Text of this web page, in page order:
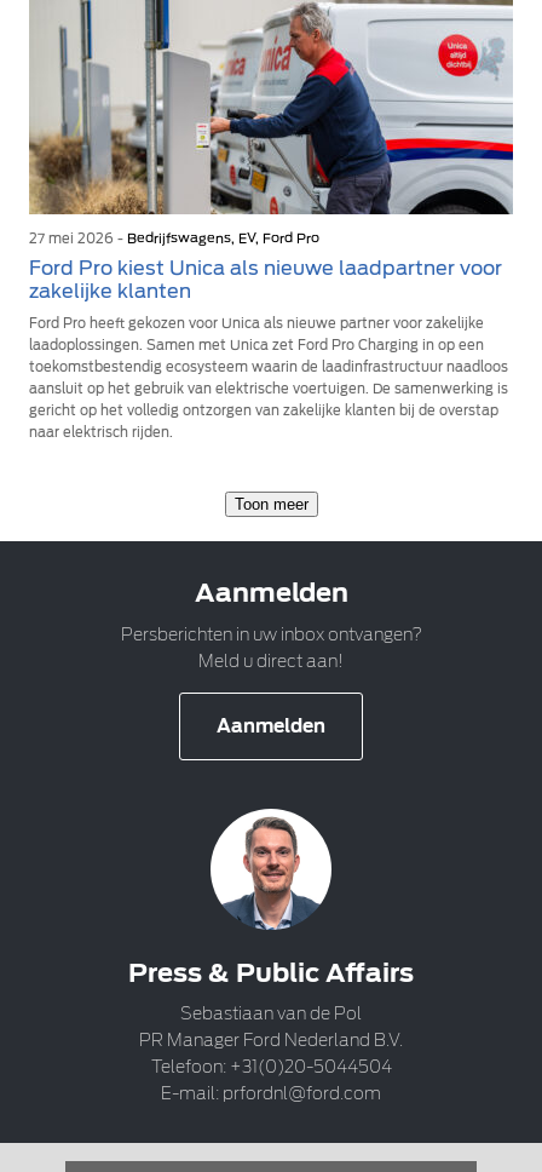
27 mei 2026 - Bedrijfswagens, EV, Ford Pro
Ford Pro kiest Unica als nieuwe laadpartner voor
zakelijke klanten
Ford Pro heeft gekozen voor Unica als nieuwe partner voor zakelijke
laadoplossingen. Samen met Unica zet Ford Pro Charging in op een
toekomstbestendig ecosysteem waarin de laadinfrastructuur naadloos
aansluit op het gebruik van elektrische voertuigen. De samenwerking is
gericht op het volledig ontzorgen van zakelijke klanten bij de overstap
naar elektrisch rijden.
Toon meer
Aanmelden
Persberichten in uw inbox ontvangen?
Meld u direct aan!
Aanmelden
Press & Public Affairs
Sebastiaan van de Pol
PR Manager Ford Nederland B.V.
Telefoon: +31(0)20-5044504
E-mail: prfordnl@ford.com